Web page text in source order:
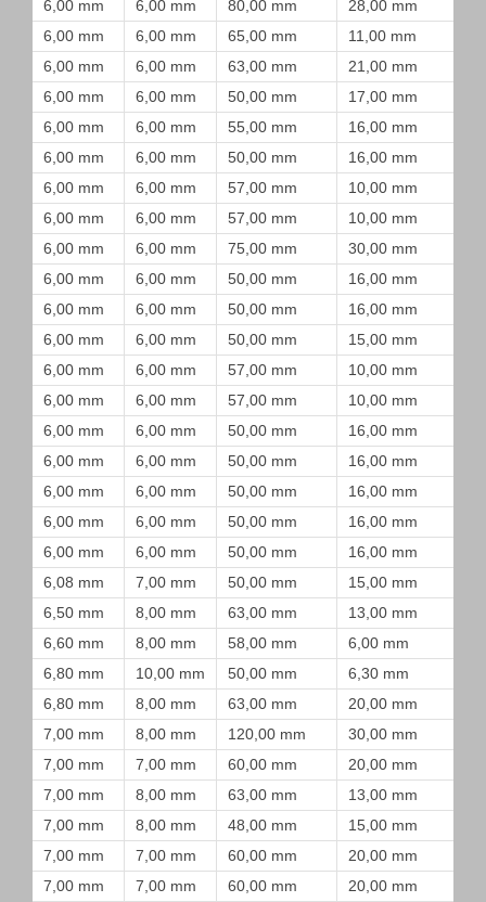
6,00 mm
6,00 mm 80,00 mm
28,00 mm
6,00 mm
6,00 mm 65,00 mm
11,00 mm
6,00 mm
6,00 mm 63,00 mm
21,00 mm
6,00 mm
6,00 mm 50,00 mm
17,00 mm
6,00 mm
6,00 mm 55,00 mm
16,00 mm
6,00 mm
6,00 mm 50,00 mm
16,00 mm
6,00 mm
6,00 mm 57,00 mm
10,00 mm
6,00 mm
6,00 mm 57,00 mm
10,00 mm
6,00 mm
6,00 mm 75,00 mm
30,00 mm
6,00 mm
6,00 mm 50,00 mm
16,00 mm
6,00 mm
6,00 mm 50,00 mm
16,00 mm
6,00 mm
6,00 mm 50,00 mm
15,00 mm
6,00 mm
6,00 mm 57,00 mm
10,00 mm
6,00 mm
6,00 mm 57,00 mm
10,00 mm
6,00 mm
6,00 mm 50,00 mm
16,00 mm
6,00 mm
6,00 mm 50,00 mm
16,00 mm
6,00 mm
6,00 mm 50,00 mm
16,00 mm
6,00 mm
6,00 mm 50,00 mm
16,00 mm
6,00 mm
6,00 mm 50,00 mm
16,00 mm
6,08 mm
7,00 mm 50,00 mm
15,00 mm
6,50 mm
8,00 mm 63,00 mm
13,00 mm
6,60 mm
8,00 mm 58,00 mm
6,00 mm
6,80 mm
10,00 mm 50,00 mm
6,30 mm
6,80 mm
8,00 mm 63,00 mm
20,00 mm
7,00 mm
8,00 mm 120,00 mm
30,00 mm
7,00 mm
7,00 mm 60,00 mm
20,00 mm
7,00 mm
8,00 mm 63,00 mm
13,00 mm
7,00 mm
8,00 mm 48,00 mm
15,00 mm
7,00 mm
7,00 mm 60,00 mm
20,00 mm
7,00 mm
7,00 mm 60,00 mm 20,00 mm